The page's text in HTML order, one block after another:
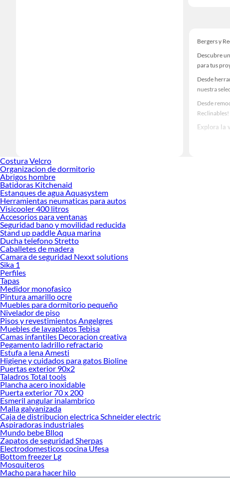
Bergers y
Descubre
para tus
Desde
nuestra
Desde
Reclinables!
Explora la
Costura Velcro
Organizacion de dormitorio
Abrigos hombre
Batidoras Kitchenaid
Estanques de agua Aquasystem
Herramientas neumaticas para autos
Visicooler 400 litros
Accesorios para ventanas
Seguridad bano y movilidad reducida
Stand up paddle Aqua marina
Ducha telefono Stretto
Caballetes de madera
Camara de seguridad Nexxt solutions
Sika 1
Perfiles
Tapas
Medidor monofasico
Pintura amarillo ocre
Muebles para dormitorio pequeño
Nivelador de piso
Pisos y revestimientos Angelgres
Muebles de lavaplatos Tebisa
Camas infantiles Decoracion creativa
Pegamento ladrillo refractario
Estufa a lena Amesti
Higiene y cuidados para gatos Bioline
Puertas exterior 90x2
Taladros Total tools
Plancha acero inoxidable
Puerta exterior 70 x 200
Esmeril angular inalambrico
Malla galvanizada
Caja de distribucion electrica Schneider electric
Aspiradoras industriales
Mundo bebe Blloq
Zapatos de seguridad Sherpas
Electrodomesticos cocina Ufesa
Bottom freezer Lg
Mosquiteros
Macho para hacer hilo